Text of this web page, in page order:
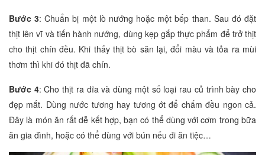
Bước 3: Chuẩn bị một lò nướng hoặc một bếp than. Sau đó đặt
thịt lên vĩ và tiến hành nướng, dùng kẹp gắp thực phẩm để trở thịt
cho thịt chín đều. Khi thấy thịt bò săn lại, đổi màu và tỏa ra mùi
thơm thì khi đó thịt đã chín.
Bước 4: Cho thịt ra dĩa và dùng một số loại rau củ trình bày cho
đẹp mắt. Dùng nước tương hay tương ớt để chấm đều ngon cả.
Đây là món ăn rất dễ kết hợp, bạn có thể dùng với cơm trong bữa
ăn gia đình, hoặc có thể dùng với bún nếu đi ăn tiệc…